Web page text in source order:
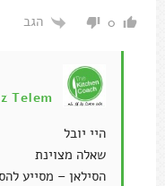
0 הגב
Telem
היי יובל
שאלה מצוינת
הסילאן – מסייע